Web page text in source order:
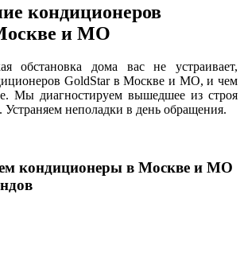
кондиционеров
и МО
обстановка дома вас не устраивает,
GoldStar в Москве и МО, и чем
Мы диагностируем вышедшее из строя
Устраняем неполадки в день обращения.
кондиционеры в Москве и МО